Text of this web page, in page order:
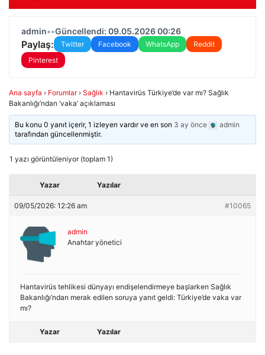
admin••Güncellendi: 09.05.2026 00:26
Paylaş: Twitter Facebook WhatsApp
Reddit
Pinterest
Ana sayfa › Forumlar › Sağlık › Hantavirüs Türkiye’de var mı? Sağlık
Bakanlığı’ndan ‘vaka’ açıklaması
Bu konu 0 yanıt içerir, 1 izleyen vardır ve en son 3 ay önce
admin
tarafından güncellenmiştir.
1 yazı görüntüleniyor (toplam 1)
Yazar Yazılar
09/05/2026: 12:26 am #10065
admin
Anahtar yönetici
Hantavirüs tehlikesi dünyayı endişelendirmeye başlarken Sağlık
Bakanlığı’ndan merak edilen soruya yanıt geldi: Türkiye’de vaka var
mı?
Yazar Yazılar